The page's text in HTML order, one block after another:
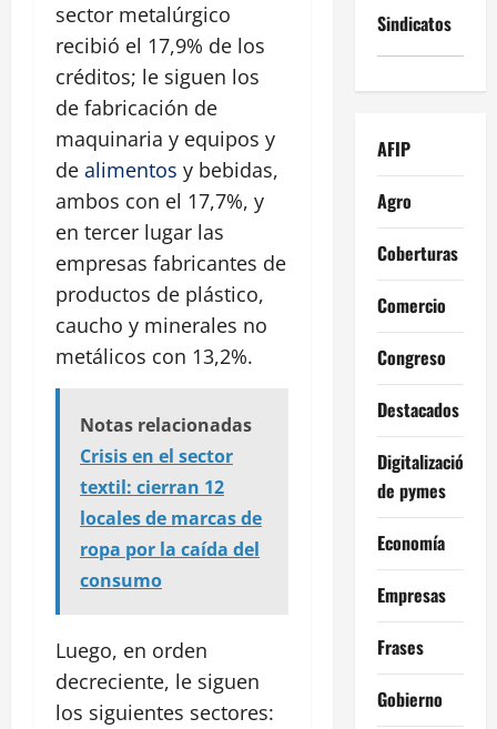
sector metalúrgico
recibió el 17,9% de los
créditos; le siguen los
de fabricación de
maquinaria y equipos y
de alimentos y bebidas,
ambos con el 17,7%, y
en tercer lugar las
empresas fabricantes de
productos de plástico,
caucho y minerales no
metálicos con 13,2%.
Notas relacionadas
Crisis en el sector
textil: cierran 12
locales de marcas de
ropa por la caída del
consumo
Luego, en orden
decreciente, le siguen
los siguientes sectores:
Sindicatos
AFIP
Agro
Coberturas
Comercio
Congreso
Destacados
Digitalización
de pymes
Economía
Empresas
Frases
Gobierno